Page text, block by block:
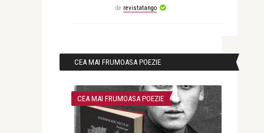
de revistatango
CEA MAI FRUMOASA POEZIE
CEA MAI FRUMOASA POEZIE